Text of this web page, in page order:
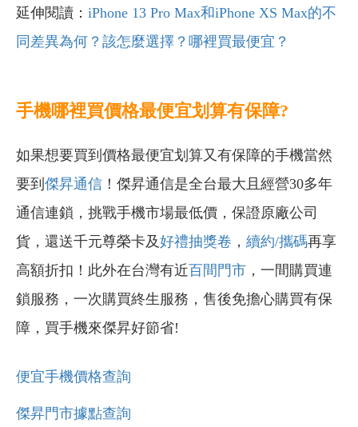
延伸閱讀： iPhone 13 Pro Max和iPhone XS Max的不
同差異為何？該怎麼選擇？哪裡買最便宜？
手機哪裡買價格最便宜划算有保障?
如果想要買到價格最便宜划算又有保障的手機當然
要到 傑昇通信 ！傑昇通信是全台最大且經營30多年
通信連鎖，挑戰手機市場最低價，保證原廠公司
貨，還送千元尊榮卡及好禮抽獎卷 ， 續約/攜碼再享
高額折扣！此外在台灣有近百間門市 ，一間購買連
鎖服務，一次購買終生服務，售後免擔心購買有保
障，買手機來傑昇好節省!
便宜手機價格查詢
傑昇門市據點查詢